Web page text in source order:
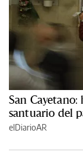
San
santuario del
elDiarioAR